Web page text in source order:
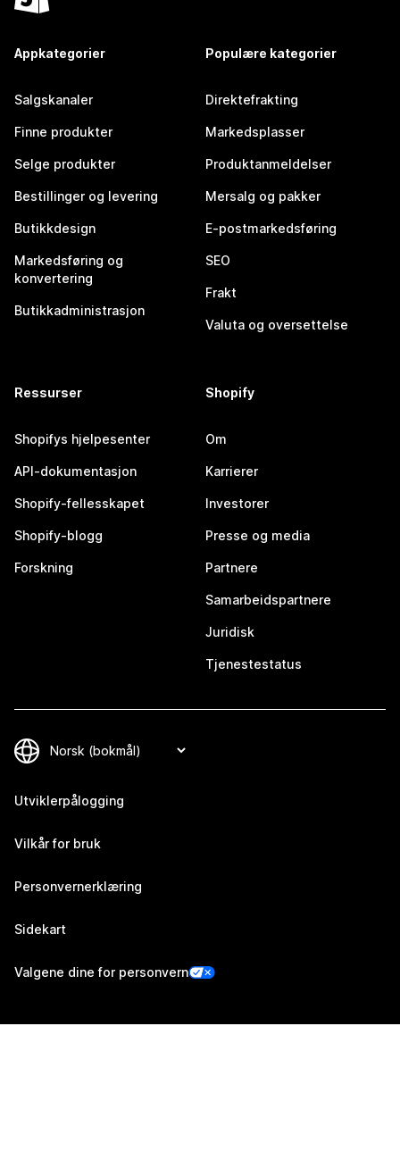
Appkategorier
Salgskanaler
Finne produkter
Selge produkter
Bestillinger og levering
Butikkdesign
Markedsføring og
konvertering
Butikkadministrasjon
Populære kategorier
Direktefrakting
Markedsplasser
Produktanmeldelser
Mersalg og pakker
E-postmarkedsføring
SEO
Frakt
Valuta og oversettelse
Ressurser
Shopifys hjelpesenter
API-dokumentasjon
Shopify-fellesskapet
Shopify-blogg
Forskning
Shopify
Om
Karrierer
Investorer
Presse og media
Partnere
Samarbeidspartnere
Juridisk
Tjenestestatus
Utviklerpålogging
Vilkår for bruk
Personvernerklæring
Sidekart
Valgene dine for personvern